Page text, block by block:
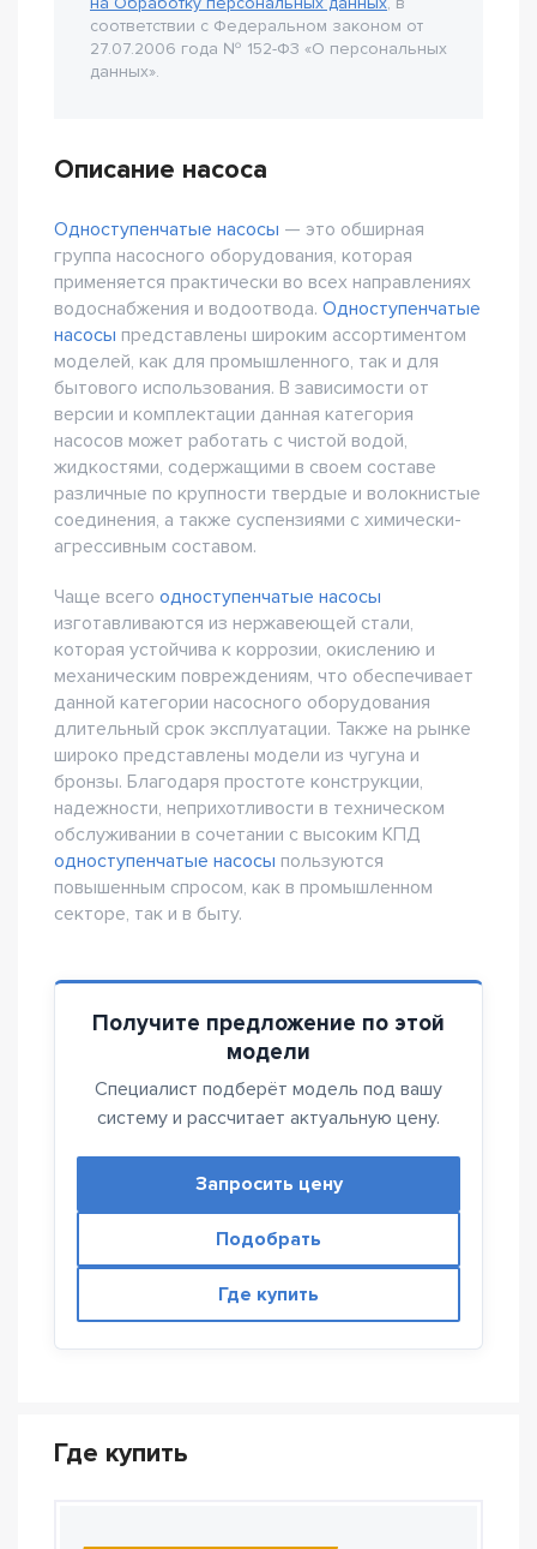
соответствии с Федеральном законом от
27.07.2006 года № 152-Ф3 «О персональных
данных».
Описание насоса
Одноступенчатые насосы — это обширная
группа насосного оборудования, которая
применяется практически во всех направлениях
водоснабжения и водоотвода. Одноступенчатые
насосы представлены широким ассортиментом
моделей, как для промышленного, так и для
бытового использования. В зависимости от
версии и комплектации данная категория
насосов может работать с чистой водой,
жидкостями, содержащими в своем составе
различные по крупности твердые и волокнистые
соединения, а также суспензиями с химически-
агрессивным составом.
Чаще всего одноступенчатые насосы
изготавливаются из нержавеющей стали,
которая устойчива к коррозии, окислению и
механическим повреждениям, что обеспечивает
данной категории насосного оборудования
длительный срок эксплуатации. Также на рынке
широко представлены модели из чугуна и
бронзы. Благодаря простоте конструкции,
надежности, неприхотливости в техническом
обслуживании в сочетании с высоким КПД
одноступенчатые насосы пользуются
повышенным спросом, как в промышленном
секторе, так и в быту.
Получите предложение по этой
модели
Специалист подберёт модель под вашу
систему и рассчитает актуальную цену.
Запросить цену
Подобрать
Где купить
Где купить